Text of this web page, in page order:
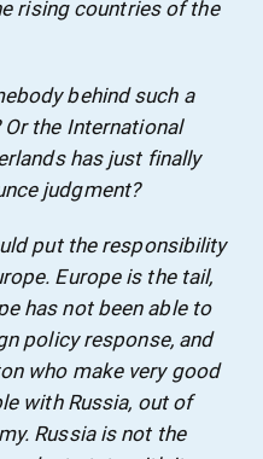
rising countries of the
behind such a
the International
has just finally
judgment?
put the responsibility
Europe is the tail,
has not been able to
policy response, and
who make very good
with Russia, out of
Russia is not the